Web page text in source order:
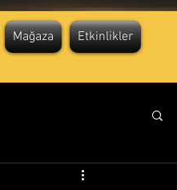
Mağaza Etkinlikler